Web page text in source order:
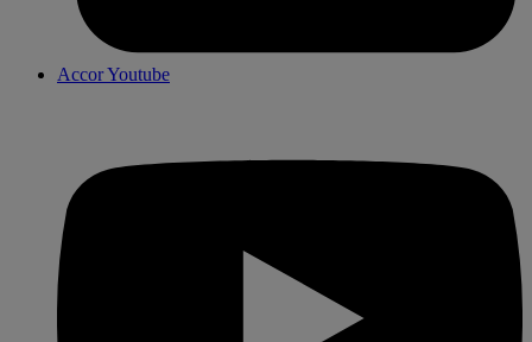
Accor Youtube